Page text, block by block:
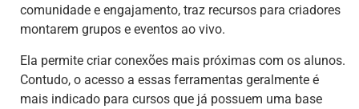
comunidade e engajamento, traz recursos para criadores
montarem grupos e eventos ao vivo.
Ela permite criar conexões mais próximas com os alunos.
Contudo, o acesso a essas ferramentas geralmente é
mais indicado para cursos que já possuem uma base